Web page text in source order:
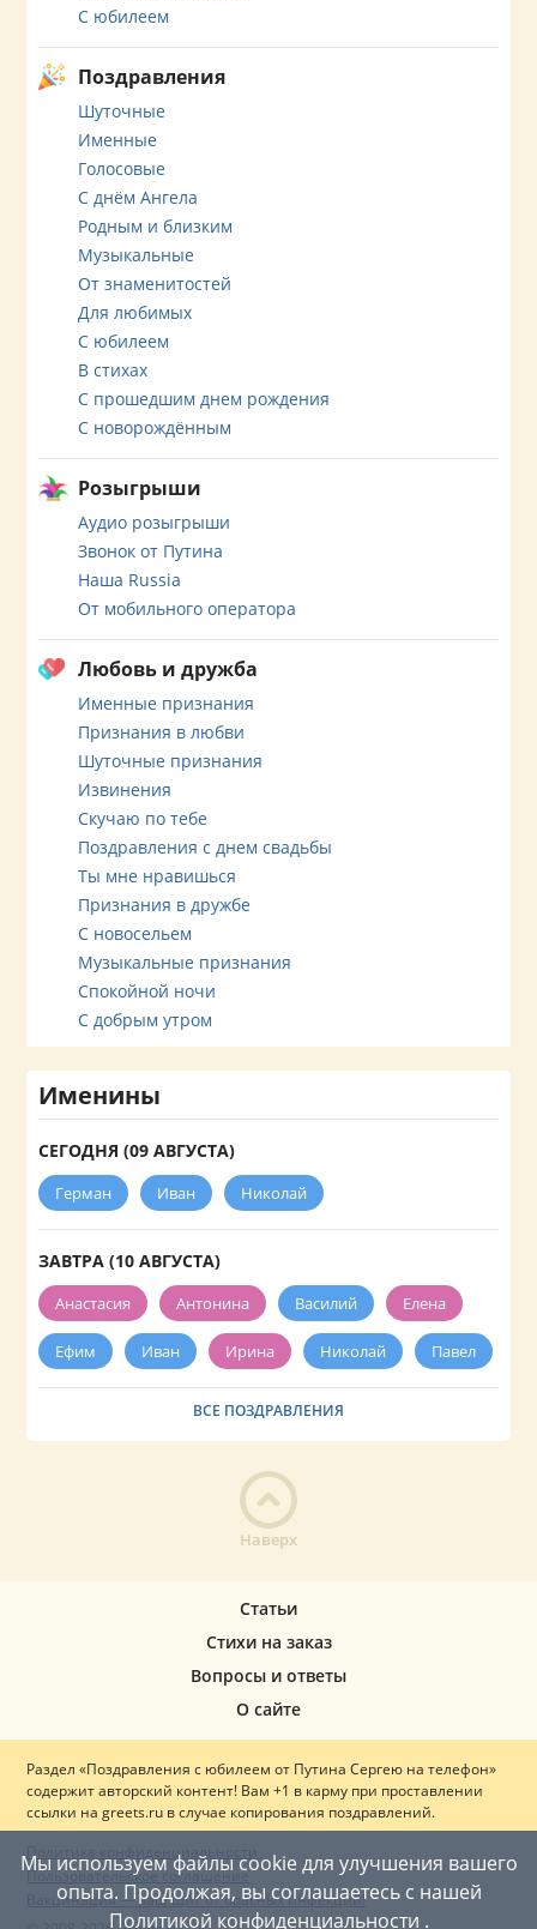
С юбилеем
Поздравления
Шуточные
Именные
Голосовые
С днём Ангела
Родным и близким
Музыкальные
От знаменитостей
Для любимых
С юбилеем
В стихах
С прошедшим днем рождения
С новорождённым
Розыгрыши
Аудио розыгрыши
Звонок от Путина
Наша Russia
От мобильного оператора
Любовь и дружба
Именные признания
Признания в любви
Шуточные признания
Извинения
Скучаю по тебе
Поздравления с днем свадьбы
Ты мне нравишься
Признания в дружбе
С новосельем
Музыкальные признания
Спокойной ночи
С добрым утром
Именины
СЕГОДНЯ (09 АВГУСТА)
Герман Иван Николай
ЗАВТРА (10 АВГУСТА)
Анастасия Антонина Василий Елена
Ефим Иван Ирина Николай Павел
ВСЕ ПОЗДРАВЛЕНИЯ
Наверх
Мы используем файлы cookie для улучшения вашего
опыта. Продолжая, вы соглашаетесь с нашей
Политикой конфиденциальности .
Статьи
Стихи на заказ
Вопросы и ответы
О сайте
Раздел «Поздравления с юбилеем от Путина Сергею на телефон»
содержит авторский контент! Вам +1 в карму при проставлении
ссылки на greets.ru в случае копирования поздравлений.
Политика конфиденциальности
Пользовательское соглашение
Вакцинация — ваш щит от опасных инфекций!